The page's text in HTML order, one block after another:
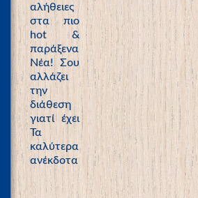
αλήθειες
στα πιο
hot &
παράξενα
Νέα! Σου
αλλάζει
την
διάθεση
γιατί έχει
Τα
καλύτερα
ανέκδοτα